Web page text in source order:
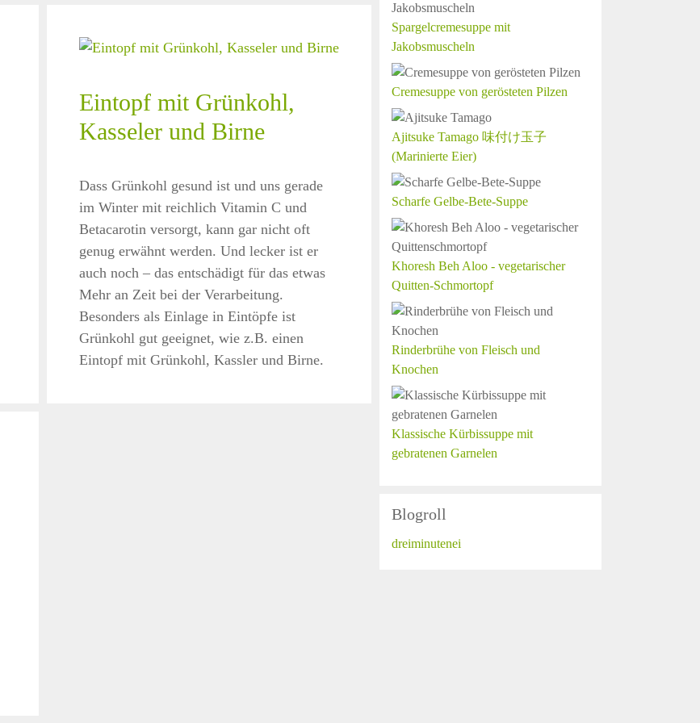
Eintopf mit Grünkohl,
Kasseler und Birne
Dass Grünkohl gesund ist und uns gerade
im Winter mit reichlich Vitamin C und
Betacarotin versorgt, kann gar nicht oft
genug erwähnt werden. Und lecker ist er
auch noch – das entschädigt für das etwas
Mehr an Zeit bei der Verarbeitung.
Besonders als Einlage in Eintöpfe ist
Grünkohl gut geeignet, wie z.B. einen
Eintopf mit Grünkohl, Kassler und Birne.
Spargelcremesuppe mit
Jakobsmuscheln
Cremesuppe von gerösteten Pilzen
Ajitsuke Tamago 味付け玉子
(Marinierte Eier)
Scharfe Gelbe-Bete-Suppe
Khoresh Beh Aloo - vegetarischer
Quitten-Schmortopf
Rinderbrühe von Fleisch und
Knochen
Klassische Kürbissuppe mit
gebratenen Garnelen
Blogroll
dreiminutenei